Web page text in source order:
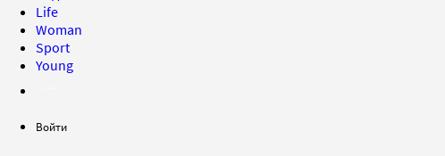
Life
Woman
Sport
Young
Войти